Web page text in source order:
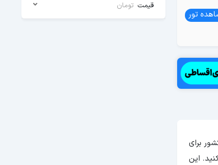
تور
قیمت تومان
برای
این